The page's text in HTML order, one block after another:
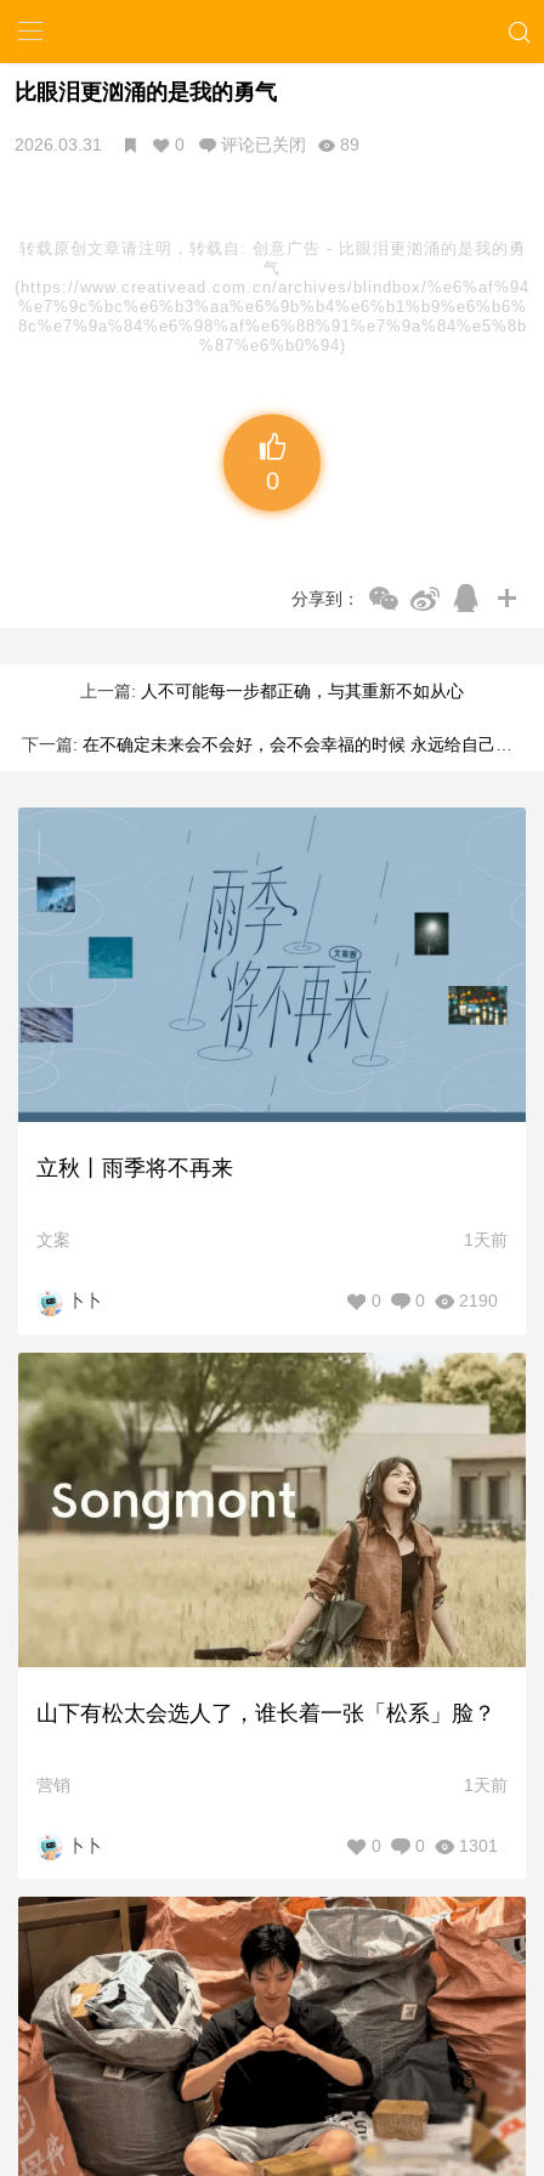
比眼泪更汹涌的是我的勇气
2026.03.31 0 评论已关闭 89
转载原创文章请注明，转载自: 创意广告 - 比眼泪更汹涌的是我的勇
气
(https://www.creativead.com.cn/archives/blindbox/%e6%af%94
%e7%9c%bc%e6%b3%aa%e6%9b%b4%e6%b1%b9%e6%b6%
8c%e7%9a%84%e6%98%af%e6%88%91%e7%9a%84%e5%8b
%87%e6%b0%94)
0
分享到：
上一篇: 人不可能每一步都正确，与其重新不如从心
下一篇: 在不确定未来会不会好，会不会幸福的时候 永远给自己答案
立秋丨雨季将不再来
文案 1天前
卜卜 2190
0
0
山下有松太会选人了，谁长着一张「松系」脸？
营销 1天前
卜卜 1301
0
0